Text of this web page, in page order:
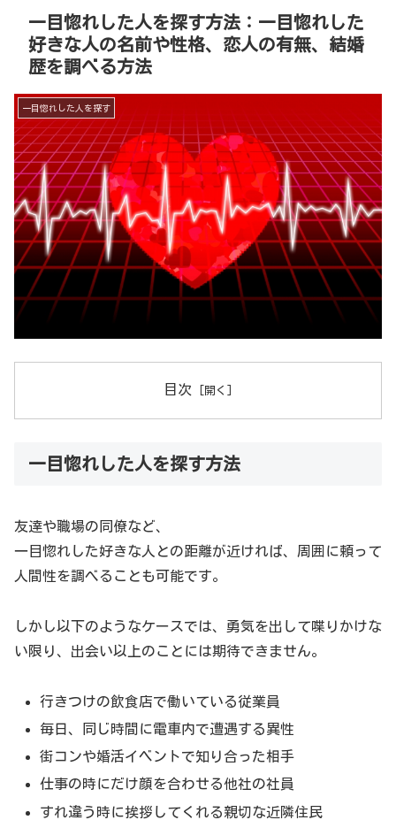
一目惚れした人を探す方法：一目惚れした
好きな人の名前や性格、恋人の有無、結婚
歴を調べる方法
一目惚れした人を探す
目次
一目惚れした人を探す方法
友達や職場の同僚など、
一目惚れした好きな人との距離が近ければ、周囲に頼って
人間性を調べることも可能です。
しかし以下のようなケースでは、勇気を出して喋りかけな
い限り、出会い以上のことには期待できません。
行きつけの飲食店で働いている従業員
毎日、同じ時間に電車内で遭遇する異性
街コンや婚活イベントで知り合った相手
仕事の時にだけ顔を合わせる他社の社員
すれ違う時に挨拶してくれる親切な近隣住民